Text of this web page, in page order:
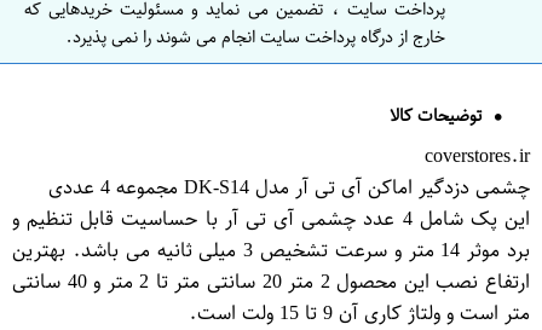
پرداخت سایت ، تضمین می نماید و مسئولیت خریدهایی که
خارج از درگاه پرداخت سایت انجام می شوند را نمی پذیرد.
توضیحات کالا
coverstores.ir
چشمی دزدگیر اماکن آی تی آر مدل DK-S14 مجموعه 4 عددی
این پک شامل 4 عدد چشمی آی تی آر با حساسیت قابل تنظیم و
برد موثر 14 متر و سرعت تشخیص 3 میلی ثانیه می باشد. بهترین
ارتفاع نصب این محصول 2 متر 20 سانتی متر تا 2 متر و 40 سانتی
متر است و ولتاژ کاری آن 9 تا 15 ولت است.